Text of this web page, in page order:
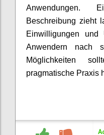
Anwendungen.
Beschreibung zieht
Einwilligungen und
Anwendern nach
Möglichkeiten
pragmatische Praxis